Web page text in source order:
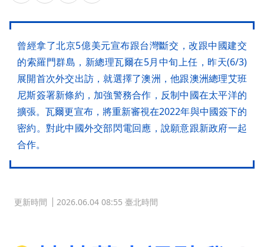
曾經拿了北京5億美元宣布跟台灣斷交，改跟中國建交
的索羅門群島，新總理瓦爾在5月中旬上任，昨天(6/3)
展開首次外交出訪，就選擇了澳洲，他跟澳洲總理艾班
尼斯簽署新條約，加強警務合作，反制中國在太平洋的
擴張。瓦爾更宣布，將重新審視在2022年與中國簽下的
密約。對此中國外交部閃電回應，說願意跟新政府一起
合作。
更新時間 2026.06.04 08:55 臺北時間